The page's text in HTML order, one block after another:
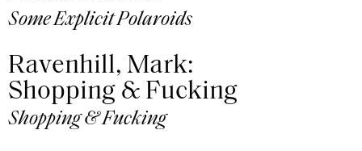
Some Explicit Polaroids
Ravenhill, Mark:
Shopping & Fucking
Shopping & Fucking